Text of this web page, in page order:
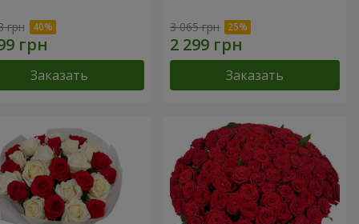
грн
Заказать
3 065 грн
Заказать